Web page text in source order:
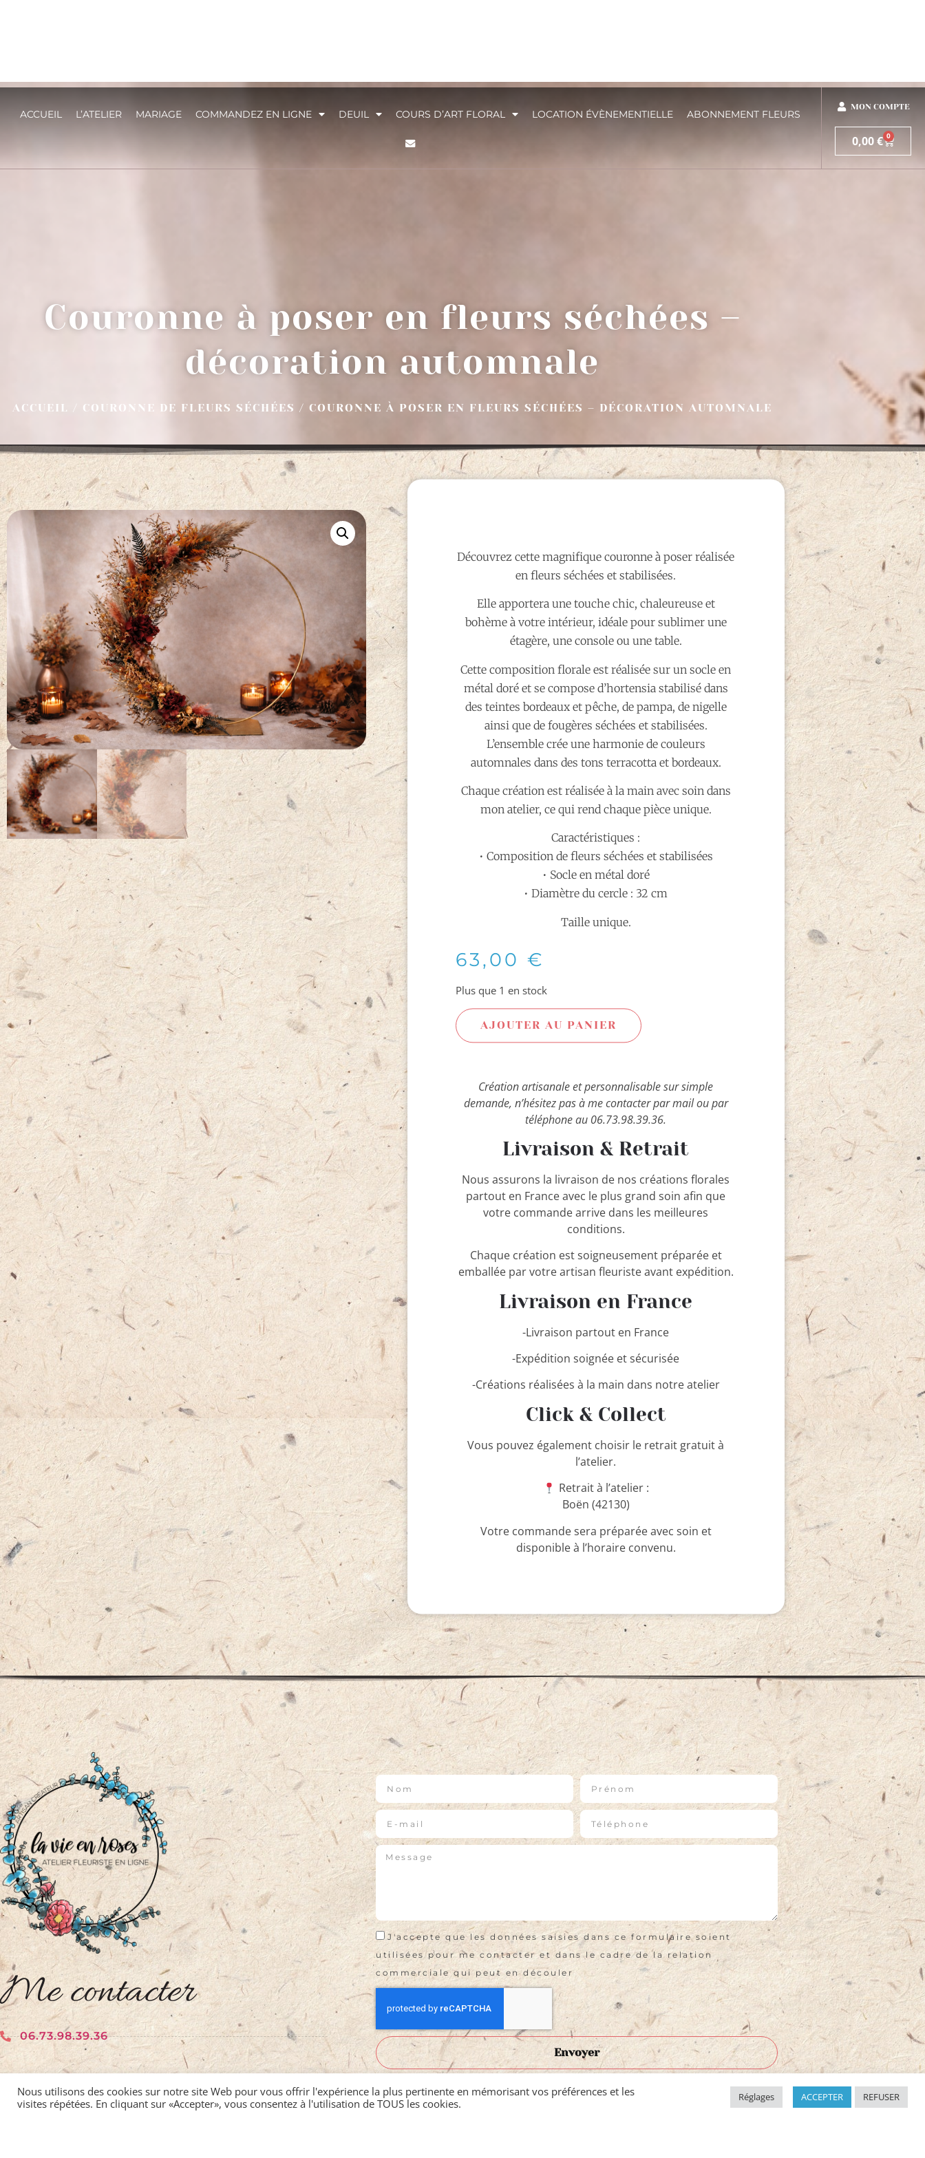
ACCUEIL L’ATELIER MARIAGE COMMANDEZ EN LIGNE DEUIL COURS D’ART FLORAL LOCATION ÉVÈNEMENTIELLE ABONNEMENT FLEURS
MON COMPTE
0,00€ 0
Couronne à poser en fleurs séchées –
décoration automnale
ACCUEIL / COURONNE DE FLEURS SÉCHÉES / COURONNE À POSER EN FLEURS SÉCHÉES – DÉCORATION AUTOMNALE
Découvrez cette magnifique couronne à poser réalisée
en fleurs séchées et stabilisées.
Elle apportera une touche chic, chaleureuse et
bohème à votre intérieur, idéale pour sublimer une
étagère, une console ou une table.
Cette composition florale est réalisée sur un socle en
métal doré et se compose d’hortensia stabilisé dans
des teintes bordeaux et pêche, de pampa, de nigelle
ainsi que de fougères séchées et stabilisées.
L’ensemble crée une harmonie de couleurs
automnales dans des tons terracotta et bordeaux.
Chaque création est réalisée à la main avec soin dans
mon atelier, ce qui rend chaque pièce unique.
Caractéristiques :
• Composition de fleurs séchées et stabilisées
• Socle en métal doré
• Diamètre du cercle : 32 cm
Taille unique.
63,00 €
Plus que 1 en stock
AJOUTER AU PANIER
Création artisanale et personnalisable sur simple
demande, n’hésitez pas à me contacter par mail ou par
téléphone au 06.73.98.39.36.
Livraison & Retrait
Nous assurons la livraison de nos créations florales
partout en France avec le plus grand soin afin que
votre commande arrive dans les meilleures
conditions.
Chaque création est soigneusement préparée et
emballée par votre artisan fleuriste avant expédition.
Livraison en France
-Livraison partout en France
-Expédition soignée et sécurisée
-Créations réalisées à la main dans notre atelier
Click & Collect
Vous pouvez également choisir le retrait gratuit à
l’atelier.
Retrait à l’atelier :
Boën (42130)
Votre commande sera préparée avec soin et
disponible à l’horaire convenu.
Me contacter
06.73.98.39.36
J'accepte que les données saisies dans ce formulaire soient
utilisées pour me contacter et dans le cadre de la relation
commerciale qui peut en découler
Envoyer
Nous utilisons des cookies sur notre site Web pour vous offrir l'expérience la plus pertinente en mémorisant vos préférences et les
visites répétées. En cliquant sur «Accepter», vous consentez à l'utilisation de TOUS les cookies.
Réglages ACCEPTER REFUSER